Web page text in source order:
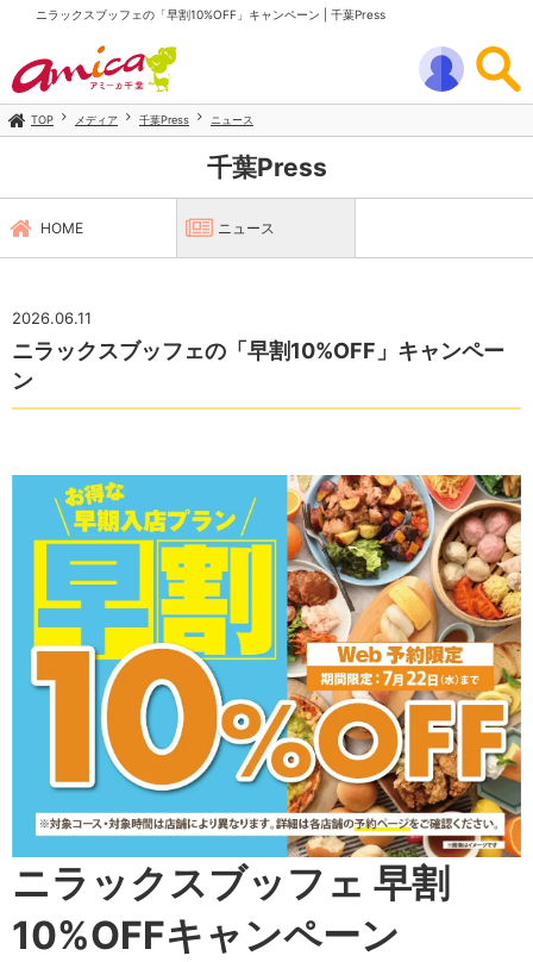
ニラックスブッフェの「早割10%OFF」キャンペーン | 千葉Press
TOP メディア 千葉Press ニュース
千葉Press
HOME ニュース
2026.06.11
ニラックスブッフェの「早割10%OFF」キャンペー
ン
ニラックスブッフェ 早割
10%OFFキャンペーン